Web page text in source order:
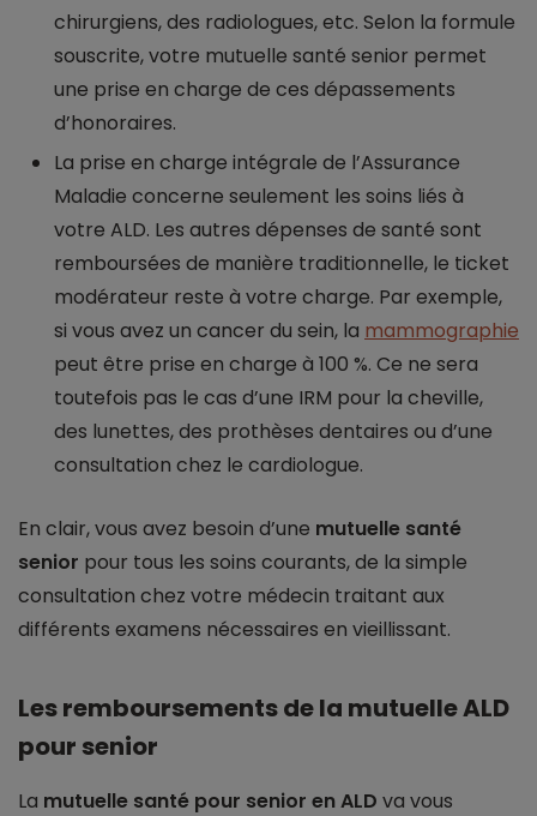
chirurgiens, des radiologues, etc. Selon la formule
souscrite, votre mutuelle santé senior permet
une prise en charge de ces dépassements
d’honoraires.
La prise en charge intégrale de l’Assurance
Maladie concerne seulement les soins liés à
votre ALD. Les autres dépenses de santé sont
remboursées de manière traditionnelle, le ticket
modérateur reste à votre charge. Par exemple,
si vous avez un cancer du sein, la mammographie
peut être prise en charge à 100 %. Ce ne sera
toutefois pas le cas d’une IRM pour la cheville,
des lunettes, des prothèses dentaires ou d’une
consultation chez le cardiologue.
En clair, vous avez besoin d’une mutuelle santé
senior pour tous les soins courants, de la simple
consultation chez votre médecin traitant aux
différents examens nécessaires en vieillissant.
Les remboursements de la mutuelle ALD
pour senior
La mutuelle santé pour senior en ALD va vous